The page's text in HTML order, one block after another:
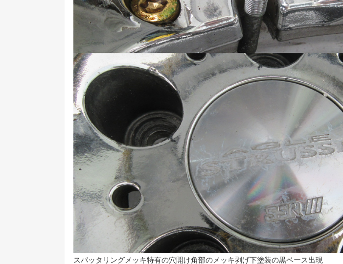
スパッタリングメッキ特有の穴開け角部のメッキ剥げ下塗装の黒ベース出現